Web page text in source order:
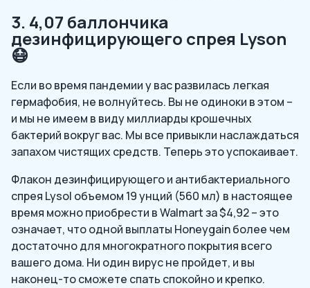
3. 4,07 баллончика
дезинфицирующего спрея Lyson
😷
Если во время пандемии у вас развилась легкая
гермафобия, не волнуйтесь. Вы не одиноки в этом –
и мы не имеем в виду миллиарды крошечных
бактерий вокруг вас. Мы все привыкли наслаждаться
запахом чистящих средств. Теперь это успокаивает.
Флакон дезинфицирующего и антибактериального
спрея Lysol объемом 19 унций (560 мл) в настоящее
время можно приобрести в Walmart за $4,92 – это
означает, что одной выплаты Honeygain более чем
достаточно для многократного покрытия всего
вашего дома. Ни один вирус не пройдет, и вы
наконец-то сможете спать спокойно и крепко.